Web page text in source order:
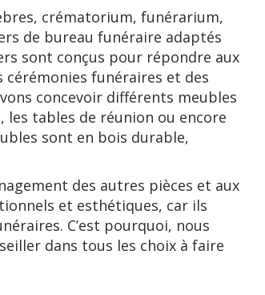
crématorium, funérarium,
de bureau funéraire adaptés
sont conçus pour répondre aux
cérémonies funéraires et des
concevoir différents meubles
les tables de réunion ou encore
sont en bois durable,
des autres pièces et aux
et esthétiques, car ils
C’est pourquoi, nous
dans tous les choix à faire